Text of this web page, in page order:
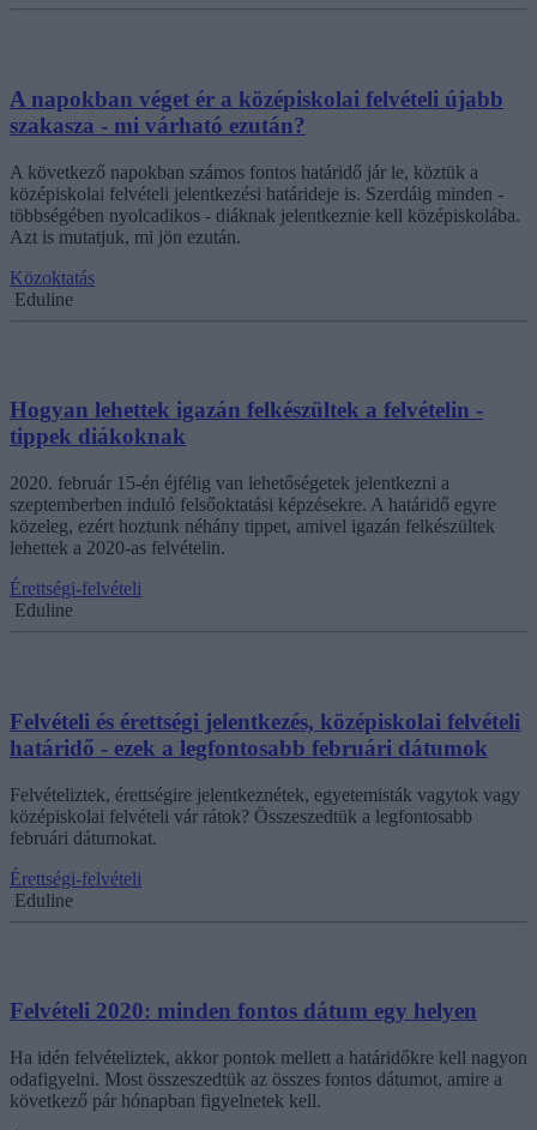
A napokban véget ér a középiskolai felvételi újabb
szakasza - mi várható ezután?
A következő napokban számos fontos határidő jár le, köztük a
középiskolai felvételi jelentkezési határideje is. Szerdáig minden -
többségében nyolcadikos - diáknak jelentkeznie kell középiskolába.
Azt is mutatjuk, mi jön ezután.
Közoktatás
Eduline
Hogyan lehettek igazán felkészültek a felvételin -
tippek diákoknak
2020. február 15-én éjfélig van lehetőségetek jelentkezni a
szeptemberben induló felsőoktatási képzésekre. A határidő egyre
közeleg, ezért hoztunk néhány tippet, amivel igazán felkészültek
lehettek a 2020-as felvételin.
Érettségi-felvételi
Eduline
Felvételi és érettségi jelentkezés, középiskolai felvételi
határidő - ezek a legfontosabb februári dátumok
Felvételiztek, érettségire jelentkeznétek, egyetemisták vagytok vagy
középiskolai felvételi vár rátok? Összeszedtük a legfontosabb
februári dátumokat.
Érettségi-felvételi
Eduline
Felvételi 2020: minden fontos dátum egy helyen
Ha idén felvételiztek, akkor pontok mellett a határidőkre kell nagyon
odafigyelni. Most összeszedtük az összes fontos dátumot, amire a
következő pár hónapban figyelnetek kell.